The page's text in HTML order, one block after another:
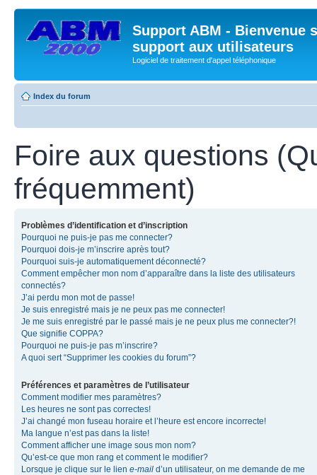
Support ABM - Bienvenue
support aux utilisateurs
Logiciel de traitement d'appel téléphonique
Index du forum
Foire aux questions
fréquemment)
Problèmes d’identification et d’inscription
Pourquoi ne puis-je pas me connecter?
Pourquoi dois-je m’inscrire après tout?
Pourquoi suis-je automatiquement déconnecté?
Comment empêcher mon nom d’apparaître dans la liste des utilisateurs
connectés?
J’ai perdu mon mot de passe!
Je suis enregistré mais je ne peux pas me connecter!
Je me suis enregistré par le passé mais je ne peux plus me connecter?!
Que signifie COPPA?
Pourquoi ne puis-je pas m’inscrire?
A quoi sert “Supprimer les cookies du forum”?
Préférences et paramètres de l’utilisateur
Comment modifier mes paramètres?
Les heures ne sont pas correctes!
J’ai changé mon fuseau horaire et l’heure est encore incorrecte!
Ma langue n’est pas dans la liste!
Comment afficher une image sous mon nom?
Qu’est-ce que mon rang et comment le modifier?
Lorsque je clique sur le lien e-mail d’un utilisateur, on me demande de me